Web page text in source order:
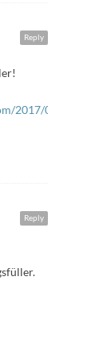
Reply
2017/03/17/
Reply